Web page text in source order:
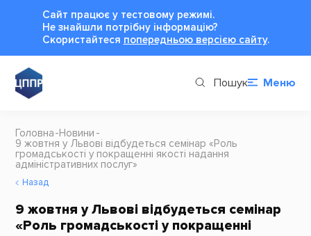
Сайт працює у тестовому режимі.
Не знайшли потрібну інформацію?
Cкористайтеся попередньою версією сайту.
Пошук Меню
Головна Новини
9 жовтня у Львові відбудеться семінар «Роль
громадськості у покращенні якості надання
адміністративних послуг»
Назад
9 жовтня у Львові відбудеться семінар
«Роль громадськості у покращенні